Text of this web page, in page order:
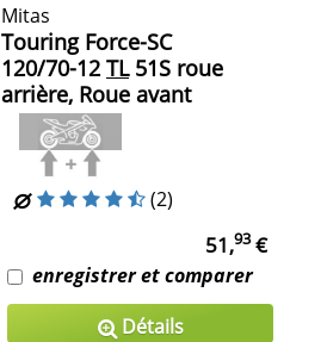
Mitas
Touring Force-SC
120/70-12 TL51S roue
arrière, Roue avant
(2)
51,93€
enregistrer et comparer
Détails